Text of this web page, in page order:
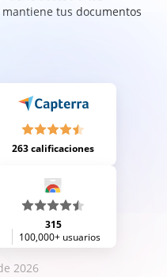
tus documentos
263 calificaciones
315
100,000+ usuarios
2026